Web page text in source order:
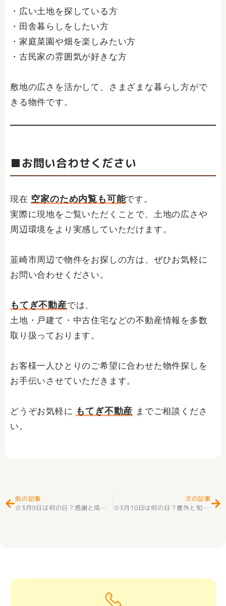
・広い土地を探している方
・田舎暮らしをしたい方
・家庭菜園や畑を楽しみたい方
・古民家の雰囲気が好きな方
敷地の広さを活かして、さまざまな暮らし方がで
きる物件です。
■お問い合わせください
現在 空家のため内覧も可能です。
実際に現地をご覧いただくことで、土地の広さや
周辺環境をより実感していただけます。
韮崎市周辺で物件をお探しの方は、ぜひお気軽に
お問い合わせください。
もてぎ不動産では、
土地・戸建て・中古住宅などの不動産情報を多数
取り扱っております。
お客様一人ひとりのご希望に合わせた物件探しを
お手伝いさせていただきます。
どうぞお気軽に もてぎ不動産 までご相談くださ
い。
前の記事
☆3月9日は何の日？感謝と成長を考える一日
☆
次の記事
☆3月10日は何の日？意外と知らない記念日をご紹介！